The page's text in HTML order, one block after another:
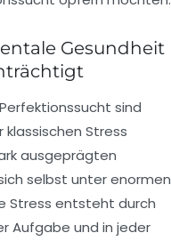
Gesundheit
sind
Stress
ausgeprägten
selbst unter enormen
Stress entsteht durch
Aufgabe und in jeder